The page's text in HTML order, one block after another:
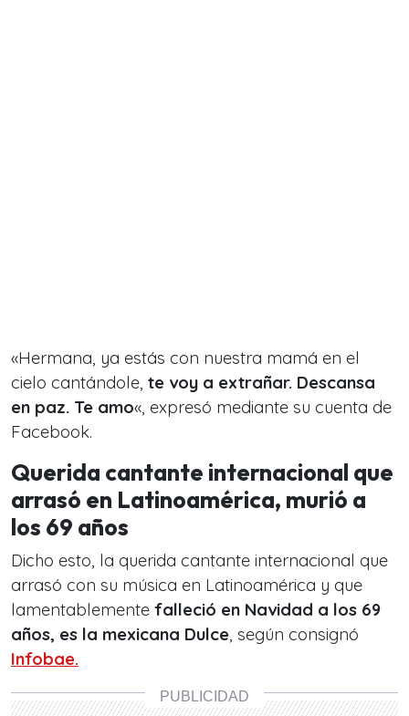
«Hermana, ya estás con nuestra mamá en el
cielo cantándole, te voy a extrañar. Descansa
en paz. Te amo«, expresó mediante su cuenta de
Facebook.
Querida cantante internacional que
arrasó en Latinoamérica, murió a
los 69 años
Dicho esto, la querida cantante internacional que
arrasó con su música en Latinoamérica y que
lamentablemente falleció en Navidad a los 69
años, es la mexicana Dulce, según consignó
Infobae.